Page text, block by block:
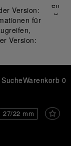
Version:
für
Version:
Schließen
✕
SucheWarenkorb 0
27/22 mm